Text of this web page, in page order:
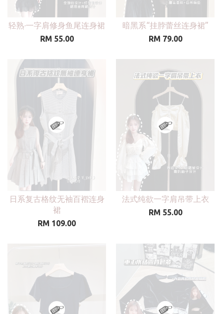
轻熟·一字肩修身鱼尾连身裙
RM 55.00
暗黑系“挂脖蕾丝连身裙”
RM 79.00
日系复古格纹无袖百褶连身
裙
RM 109.00
法式纯欲一字肩吊带上衣
RM 55.00